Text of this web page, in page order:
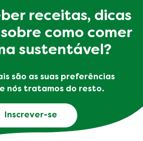
receitas, dicas
como comer
sustentável?
são as suas preferências
nós tratamos do resto.
Inscrever-se